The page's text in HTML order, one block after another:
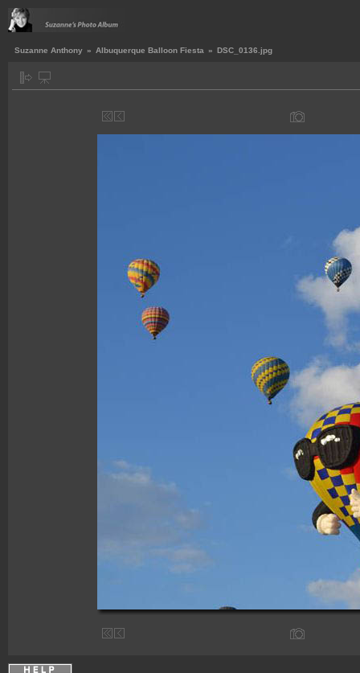
Suzanne Anthony » Albuquerque Balloon Fiesta » DSC_0136.jpg